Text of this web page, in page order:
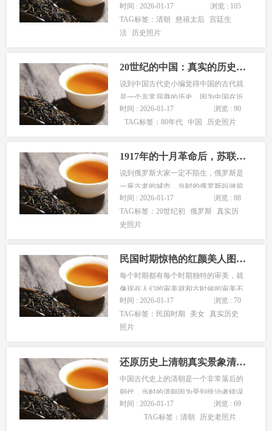
落后，所以总是遭到其他国家的欺负，
也签订了很多丧尽国辱的跳跃，比如非
常屈辱的马关条约。辛丑条约。说到
要挨打。那么，小编今天也是看到了一
时间 : 2026-01-17
浏览 : 105
TAG标签：清朝 慈禧太后 宫廷生
活
历史照片
20世纪的中国：真实的历史照片记录
说到中国古代史小编觉得中国的古代就
是一个非常屈辱的历史，因为中国在近
代时期总是遭到外国侵略者的侵略，而
且还签订了很多丧尽国辱条约。不过，
活算是好一些了，不过，还是比较的贫
穷，那么，小编今天看到了一组有关...
时间 : 2026-01-17
浏览 : 90
TAG标签：80年代 中国 历史照片
1917年的十月革命后，苏联开始了全面的工业化进程。
说到俄罗斯大家一定不陌生，俄罗斯是
一座古老的城市，当时的俄罗斯叫做前
苏联，后来因为前苏联解体就有了现在
的俄罗斯，俄罗斯地理位置很特殊，所
以俄罗斯非常的寒冷，当然了，大自然
斯独特的气候才有了俄罗斯独特的景
时间 : 2026-01-17
浏览 : 88
TAG标签：20世纪初 俄罗斯 真实历
史照片
民国时期惊艳的红颜美人图片揭秘！
每个时期都有每个时期独特的审美，就
像现在人们的审美就和古时候的审美不
一样，举个例子就好比当时古代的唐
朝，人们的审美是以肥为美，以肥为
贵。肥不仅不是丑。而是一种美的象
美。小编今天也是看到了一组民国时期
的红颜美...
时间 : 2026-01-17
浏览 : 70
TAG标签： 民国时期 美女 真实历史
照片
还原历史上清朝真实景象清朝历史老照片
中国古代史上的清朝是一个非常落后的
朝代，当时的清朝因为受到统治者错误
的影响，实行闭关锁国政策，拒绝一切
事物的传入，导致当时的清政府越来越
时间 : 2026-01-17
浏览 : 69
TAG标签：清朝 历史老照片